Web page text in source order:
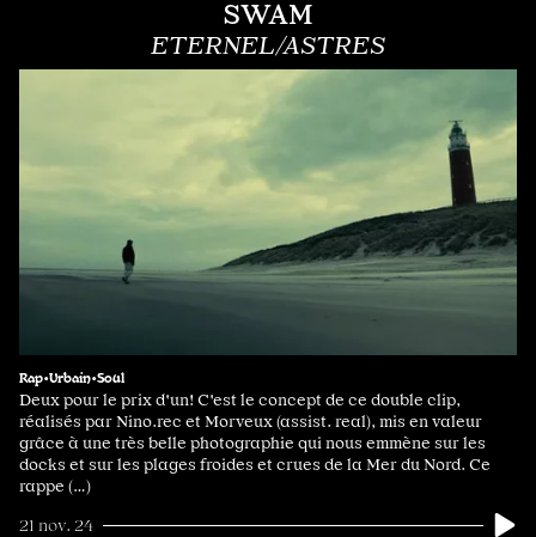
SWAM
ETERNEL/ASTRES
Rap•Urbain•Soul
Deux pour le prix d'un! C'est le concept de ce double clip,
réalisés par Nino.rec et Morveux (assist. real), mis en valeur
grâce à une très belle photographie qui nous emmène sur les
docks et sur les plages froides et crues de la Mer du Nord. Ce
rappe (…)
21 nov. 24